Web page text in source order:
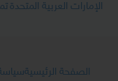
الإمارات العربية المتحدة
الصفحة الرئيسية